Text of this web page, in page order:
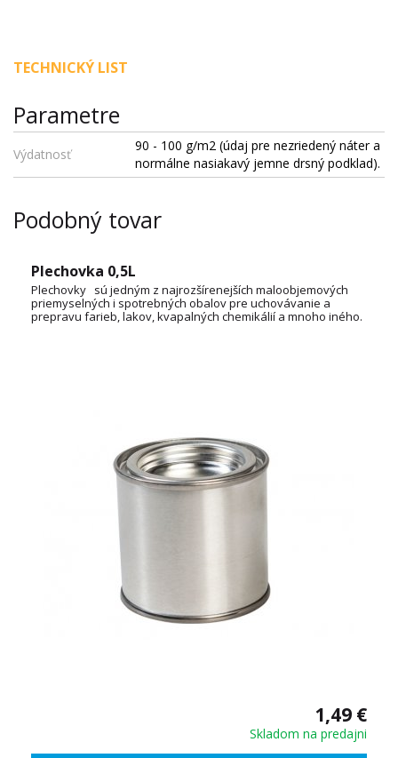
TECHNICKÝ LIST
Parametre
Výdatnosť
90 - 100 g/m2 (údaj pre nezriedený náter a
normálne nasiakavý jemne drsný podklad).
Podobný tovar
Plechovka 0,5L
Plechovky sú jedným z najrozšírenejších maloobjemových
priemyselných i spotrebných obalov pre uchovávanie a
prepravu farieb, lakov, kvapalných chemikálií a mnoho iného.
1,49 €
Skladom na predajni